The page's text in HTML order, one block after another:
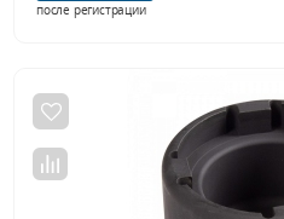
после регистрации